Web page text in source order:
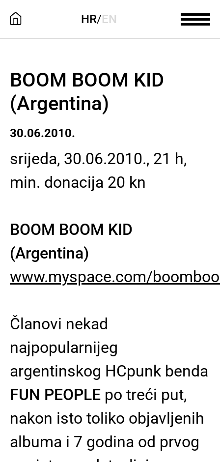
HR/EN
BOOM BOOM KID
(Argentina)
30.06.2010.
srijeda, 30.06.2010., 21 h,
min. donacija 20 kn
BOOM BOOM KID
(Argentina)
www.myspace.com/
Članovi nekad
najpopularnijeg
argentinskog HCpunk benda
FUN PEOPLE po treći put,
nakon isto toliko objavljenih
albuma i 7 godina od prvog